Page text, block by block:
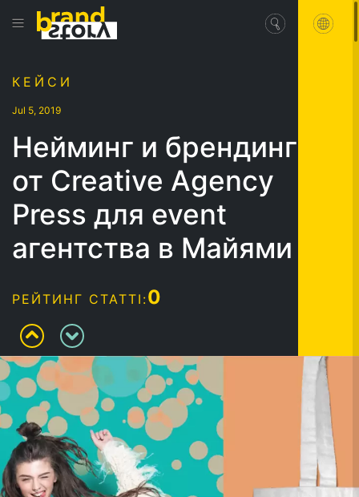
КЕЙСИ
Jul 5, 2019
Нейминг и брендинг
от Creative Agency
Press для event
агентства в Майями
РЕЙТИНГ СТАТТІ:0